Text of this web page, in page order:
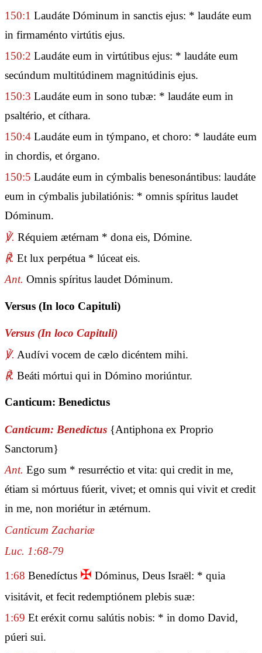
150:1 Laudáte Dóminum in sanctis ejus: * laudáte eum
in firmaménto virtútis ejus.
150:2 Laudáte eum in virtútibus ejus: * laudáte eum
secúndum multitúdinem magnitúdinis ejus.
150:3 Laudáte eum in sono tubæ: * laudáte eum in
psaltério, et cíthara.
150:4 Laudáte eum in týmpano, et choro: * laudáte eum
in chordis, et órgano.
150:5 Laudáte eum in cýmbalis benesonántibus: laudáte
eum in cýmbalis jubilatiónis: * omnis spíritus laudet
Dóminum.
℣. Réquiem ætérnam * dona eis, Dómine.
℟. Et lux perpétua * lúceat eis.
Ant. Omnis spíritus laudet Dóminum.
Versus (In loco Capituli)
Versus (In loco Capituli)
℣. Audívi vocem de cælo dicéntem mihi.
℟. Beáti mórtui qui in Dómino moriúntur.
Canticum: Benedictus
Canticum: Benedictus {Antiphona ex Proprio
Sanctorum}
Ant. Ego sum * resurréctio et vita: qui credit in me,
étiam si mórtuus fúerit, vivet; et omnis qui vivit et credit
in me, non moriétur in ætérnum.
Canticum Zachariæ
Luc. 1:68-79
1:68 Benedíctus ✠ Dóminus, Deus Israël: * quia
visitávit, et fecit redemptiónem plebis suæ:
1:69 Et eréxit cornu salútis nobis: * in domo David,
púeri sui.